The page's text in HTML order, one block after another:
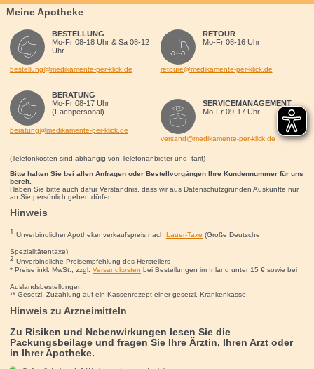
Meine Apotheke
BESTELLUNG
Mo-Fr 08-18 Uhr & Sa 08-12
Uhr
bestellung@medikamente-per-klick.de
BERATUNG
Mo-Fr 08-17 Uhr
(Fachpersonal)
beratung@medikamente-per-klick.de
RETOUR
Mo-Fr 08-16 Uhr
retoure@medikamente-per-klick.de
SERVICEMANAGEMENT
Mo-Fr 09-17 Uhr
versand@medikamente-per-klick.de
(Telefonkosten sind abhängig von Telefonanbieter und -tarif)
Bitte halten Sie bei allen Anfragen oder Bestellvorgängen Ihre Kundennummer für uns
bereit.
Haben Sie bitte auch dafür Verständnis, dass wir aus Datenschutzgründen Auskünfte nur
an Sie persönlich geben dürfen.
Hinweis
1 Unverbindlicher Apothekenverkaufspreis nach Lauer-Taxe (Große Deutsche
Spezialitätentaxe)
2 Unverbindliche Preisempfehlung des Herstellers
* Preise inkl. MwSt., zzgl. Versandkosten bei Bestellungen im Inland unter 15 €sowie bei
Auslandsbestellungen.
** Gesetzl. Zuzahlung auf ein Kassenrezept einer gesetzl. Krankenkasse.
Hinweis zu Arzneimitteln
Zu Risiken und Nebenwirkungen lesen Sie die
Packungsbeilage und fragen Sie Ihre Ärztin, Ihren Arzt oder
in Ihrer Apotheke.